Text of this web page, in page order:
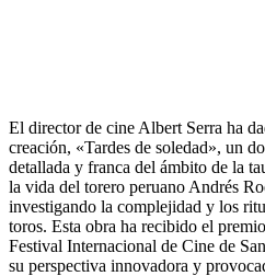
​El director de cine Albert Serra ha
creación, «Tardes de soledad», un
detallada y franca del ámbito de la
la vida del torero peruano Andrés
investigando la complejidad y los
toros. Esta obra ha recibido el
Festival Internacional de Cine de
su perspectiva innovadora y